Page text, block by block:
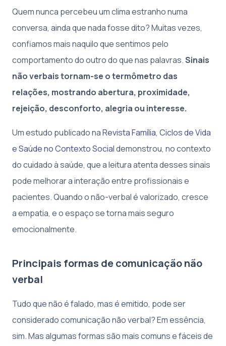
Quem nunca percebeu um clima estranho numa
conversa, ainda que nada fosse dito? Muitas vezes,
confiamos mais naquilo que sentimos pelo
comportamento do outro do que nas palavras.Sinais
não verbais tornam-se o termômetro das
relações, mostrando abertura, proximidade,
rejeição, desconforto, alegria ou interesse.
Um estudo publicado naRevista Família, Ciclos de Vida
e Saúde no Contexto Socialdemonstrou, no contexto
do cuidado à saúde, que a leitura atenta desses sinais
pode melhorar a interação entre profissionais e
pacientes. Quando o não-verbal é valorizado, cresce
a empatia, e o espaço se torna mais seguro
emocionalmente.
Principais formas de comunicação não
verbal
Tudo que não é falado, mas é emitido, pode ser
considerado comunicação não verbal? Em essência,
sim. Mas algumas formas são mais comuns e fáceis de